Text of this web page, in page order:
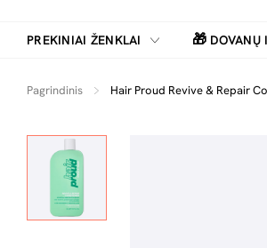
PREKINIAI ŽENKLAI 🎁 DOVANŲ
Pagrindinis Hair Proud Revive & Repair